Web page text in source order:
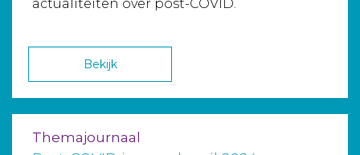
actualiteiten over post-COVID.
Bekijk
Themajournaal